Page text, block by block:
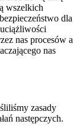
wszelkich
dla
nas procesów a
nas
zasady
następczych.